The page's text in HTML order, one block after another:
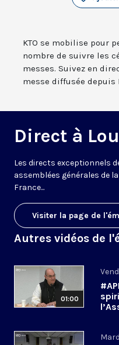
KTO se mobilise pour
nombre de suivre les
messes. Suivez en
messe diffusée depuis
Direct à
Les directs exceptionnels
assemblées générales de
France...
Visiter la page de
Autres vidéos de
01:00